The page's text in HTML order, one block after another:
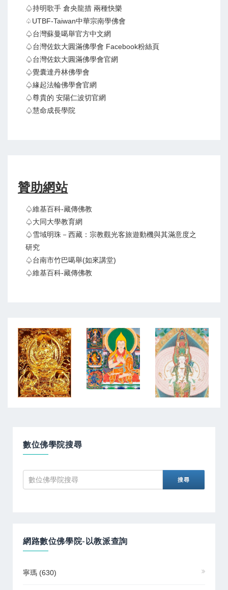
♤持明歌手 倉央龍措 兩種快樂
♤UTBF-Taiwan中華宗南學佛會
♤台灣蘇曼噶舉官方中文網
♤台灣佐欽大圓滿佛學會 Facebook粉絲頁
♤台灣佐欽大圓滿佛學會官網
♤覺囊達丹林佛學會
♤緣起法輪佛學會官網
♤尊貴的 安陽仁波切官網
♤慧命成長學院
贊助網站
♤維基百科-藏傳佛教
♤大同大學教育網
♤雪域明珠－西藏：宗教觀光客旅遊動機與其滿意度之
研究
♤台南市竹巴噶舉(如來講堂)
♤維基百科-藏傳佛教
數位佛學院搜尋
網路數位佛學院-以教派查詢
寧瑪 (630)